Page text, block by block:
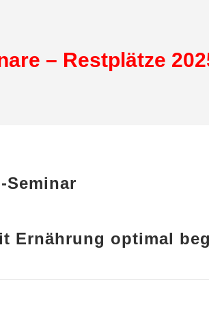
– Restplätze
Seminar
Ernährung optimal